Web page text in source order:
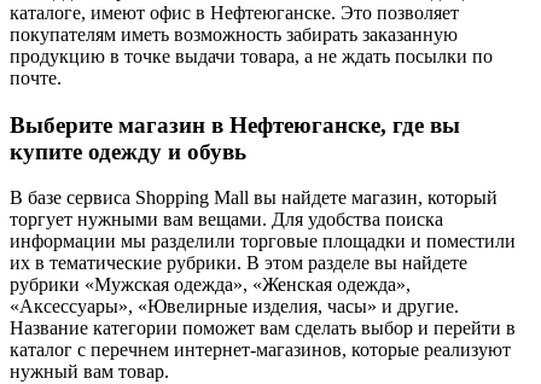
каталоге, имеют офис в Нефтеюганске. Это позволяет
покупателям иметь возможность забирать заказанную
продукцию в точке выдачи товара, а не ждать посылки по
почте.
Выберите магазин в Нефтеюганске, где вы
купите одежду и обувь
В базе сервиса Shopping Mall вы найдете магазин, который
торгует нужными вам вещами. Для удобства поиска
информации мы разделили торговые площадки и поместили
их в тематические рубрики. В этом разделе вы найдете
рубрики «Мужская одежда», «Женская одежда»,
«Аксессуары», «Ювелирные изделия, часы» и другие.
Название категории поможет вам сделать выбор и перейти в
каталог с перечнем интернет-магазинов, которые реализуют
нужный вам товар.